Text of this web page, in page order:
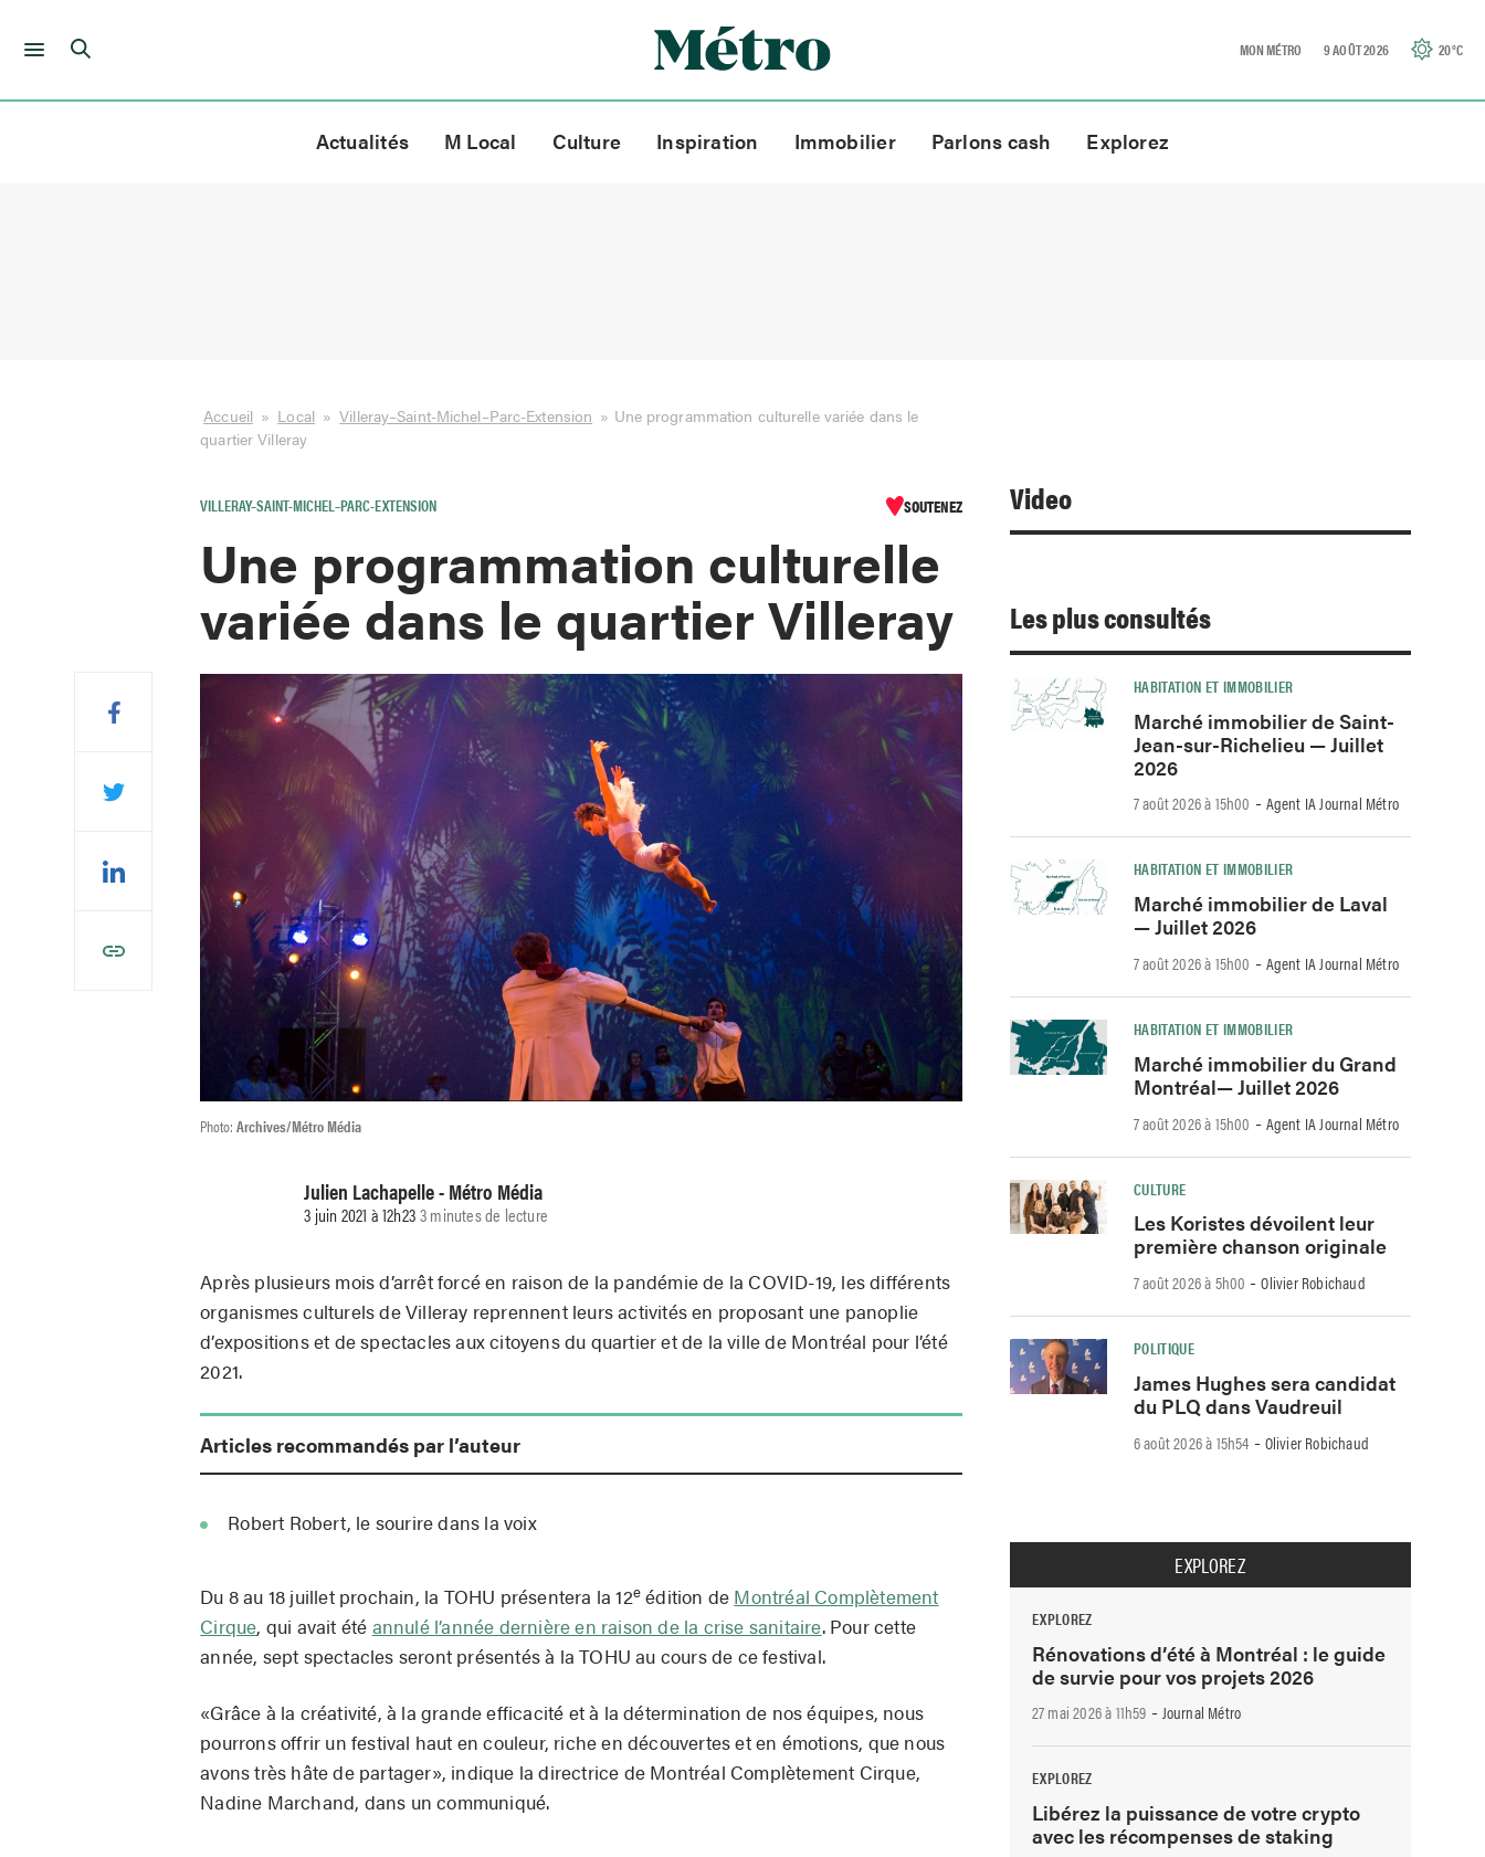
Skip
MON MÉTRO 9 AOÛT 2026 20°C
Actualités M Local Culture Inspiration Immobilier Parlons cash Explorez
Accueil » Local » Villeray–Saint-Michel–Parc-Extension » Une programmation culturelle variée dans le
quartier Villeray
VILLERAY–SAINT-MICHEL–PARC-EXTENSION SOUTENEZ
Une programmation culturelle
variée dans le quartier Villeray
Photo:Archives/Métro Média
Julien Lachapelle - Métro Média
3 juin 2021 à 12h233 minutes de lecture
Après plusieurs mois d’arrêt forcé en raison de la pandémie de la COVID-19, les différents
organismes culturels de Villeray reprennent leurs activités en proposant une panoplie
d’expositions et de spectacles aux citoyens du quartier et de la ville de Montréal pour l’été
2021.
Articles recommandés par l’auteur
Robert Robert, le sourire dans la voix
Du 8 au 18 juillet prochain, la TOHU présentera la 12e édition de Montréal Complètement
Cirque, qui avait été annulé l’année dernière en raison de la crise sanitaire. Pour cette
année, sept spectacles seront présentés à la TOHU au cours de ce festival.
«Grâce à la créativité, à la grande efficacité et à la détermination de nos équipes, nous
pourrons offrir un festival haut en couleur, riche en découvertes et en émotions, que nous
avons très hâte de partager», indique la directrice de Montréal Complètement Cirque,
Nadine Marchand, dans un communiqué.
Video
Les plus consultés
HABITATION ET IMMOBILIER
Marché immobilier de Saint-
Jean-sur-Richelieu — Juillet
2026
7 août 2026 à 15h00 -Agent IA Journal Métro
HABITATION ET IMMOBILIER
Marché immobilier de Laval
— Juillet 2026
7 août 2026 à 15h00 -Agent IA Journal Métro
HABITATION ET IMMOBILIER
Marché immobilier du Grand
Montréal— Juillet 2026
7 août 2026 à 15h00 -Agent IA Journal Métro
CULTURE
Les Koristes dévoilent leur
première chanson originale
7 août 2026 à 5h00 -Olivier Robichaud
POLITIQUE
James Hughes sera candidat
du PLQ dans Vaudreuil
6 août 2026 à 15h54 -Olivier Robichaud
EXPLOREZ
EXPLOREZ
Rénovations d’été à Montréal : le guide
de survie pour vos projets 2026
27 mai 2026 à 11h59 -Journal Métro
EXPLOREZ
Libérez la puissance de votre crypto
avec les récompenses de staking